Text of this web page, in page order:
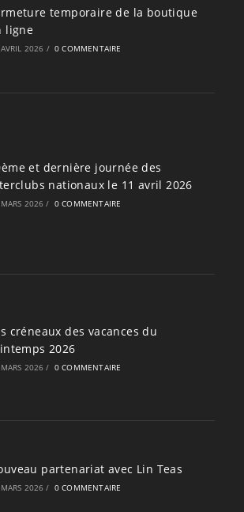
temporaire de la boutique
ligne
2026 / 0 COMMENTAIRE
et dernière journée des
nationaux le 11 avril 2026
2026 / 0 COMMENTAIRE
créneaux des vacances du
2026
2026 / 0 COMMENTAIRE
partenariat avec Lin Teas
2026 / 0 COMMENTAIRE